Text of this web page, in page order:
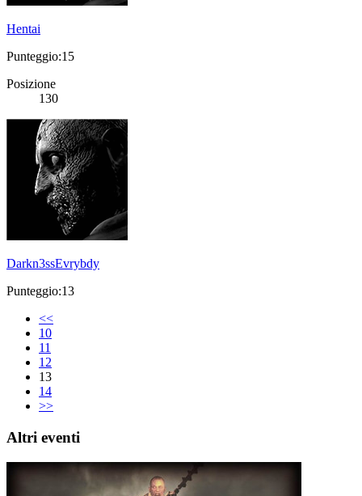
Hentai
Punteggio:15
Posizione
130
Darkn3ssEvrybdy
Punteggio:13
<<
10
11
12
13
14
>>
Altri eventi